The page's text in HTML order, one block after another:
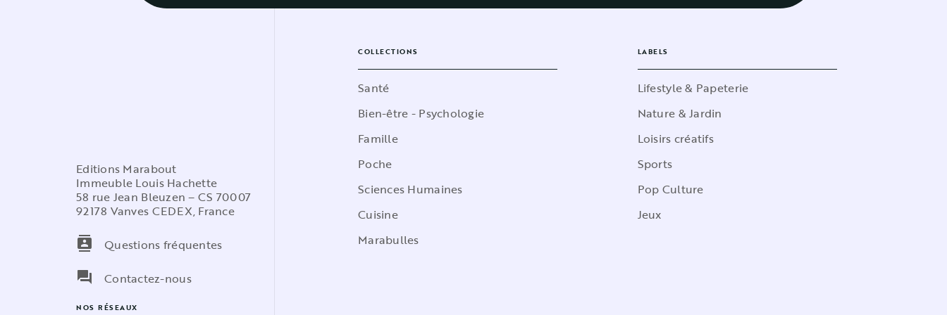
Editions Marabout
Immeuble Louis Hachette
58 rue Jean Bleuzen – CS 70007
92178 Vanves CEDEX, France
contacts
Questions fréquentes
question_answer
Contactez-nous
NOS RÉSEAUX
COLLECTIONS
Santé
Bien-être - Psychologie
Famille
Poche
Sciences Humaines
Cuisine
Marabulles
LABELS
Lifestyle & Papeterie
Nature & Jardin
Loisirs créatifs
Sports
Pop Culture
Jeux